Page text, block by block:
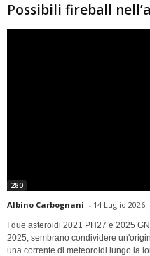
Possibili fireball
280
Albino Carbognani - 14 Luglio 2026
I due asteroidi 2021 PH27 e 2025
2025, sembrano condividere
una corrente di meteoroidi lungo la